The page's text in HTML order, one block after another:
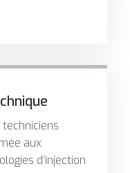
aux
d’injection